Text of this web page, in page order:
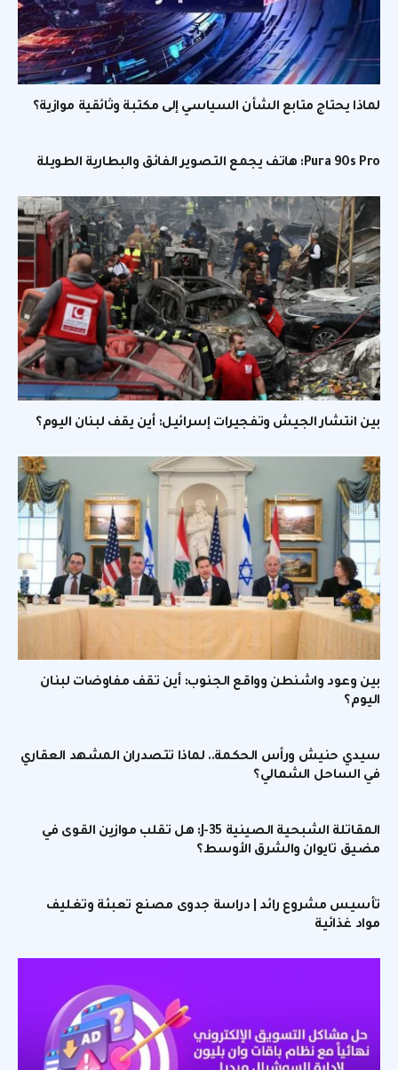
لماذا يحتاج متابع الشأن السياسي إلى مكتبة وثائقية موازية؟
Pura 90s Pro: هاتف يجمع التصوير الفائق والبطارية الطويلة
بين انتشار الجيش وتفجيرات إسرائيل: أين يقف لبنان اليوم؟
بين وعود واشنطن وواقع الجنوب: أين تقف مفاوضات لبنان
اليوم؟
سيدي حنيش ورأس الحكمة.. لماذا تتصدران المشهد العقاري
في الساحل الشمالي؟
المقاتلة الشبحية الصينية J-35: هل تقلب موازين القوى في
مضيق تايوان والشرق الأوسط؟
تأسيس مشروع رائد | دراسة جدوى مصنع تعبئة وتغليف
مواد غذائية